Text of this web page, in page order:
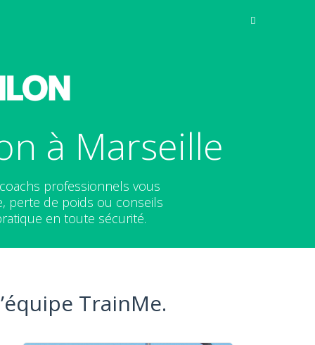
à Marseille
professionnels vous
perte de poids ou conseils
en toute sécurité.
TrainMe.